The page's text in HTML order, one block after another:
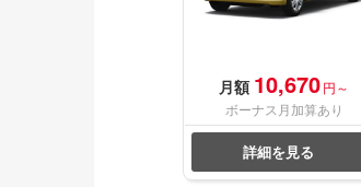
月額 10,670円～
ボーナス月加算あり
詳細を見る